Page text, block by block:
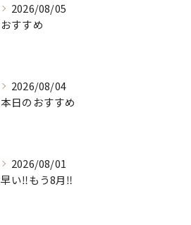
2026/08/05
おすすめ
2026/08/04
本日のおすすめ
2026/08/01
早い‼️もう8月‼️